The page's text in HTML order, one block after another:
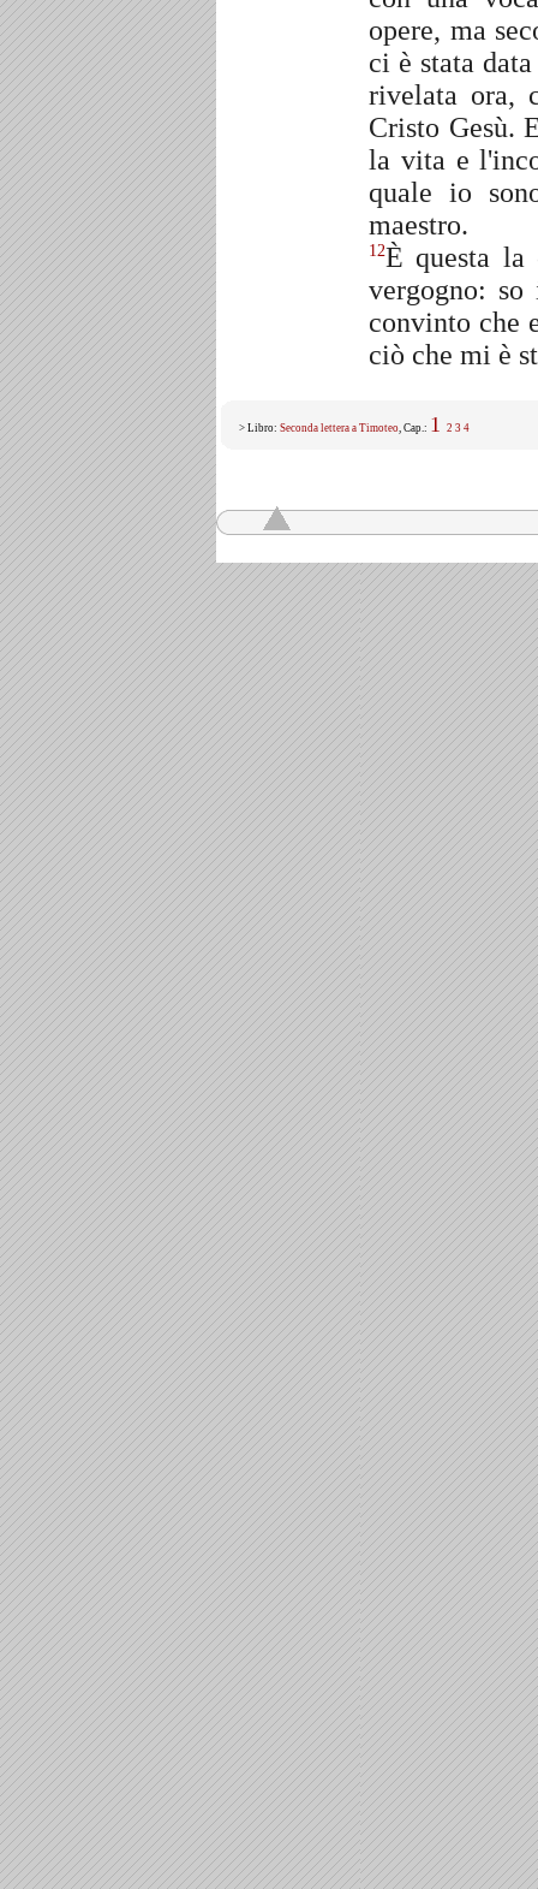
opere, ma
ci è stata
rivelata ora,
Cristo Gesù.
la vita e
quale io
maestro.
12È questa la
vergogno:
convinto che
ciò che mi è
> Libro: Seconda lettera a Timoteo, Cap.: 1 2 3 4